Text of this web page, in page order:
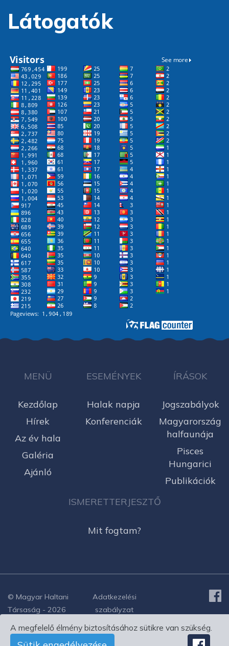
Látogatók
MENÜ
Kezdőlap
Hírek
Az év hala
Galéria
Ajánló
ESEMÉNYEK
Halak napja
Konferenciák
ÍRÁSOK
Jogszabályok
Magyarország
halfaunája
Pisces
Hungarici
Publikációk
ISMERETTERJESZTŐ
Mit fogtam?
© Magyar Haltani
Társaság - 2026
Adatkezelési
szabályzat
A megfelelő élmény biztosításához sütikre van szükség.